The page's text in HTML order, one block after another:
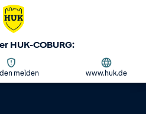
HUK-COBURG:
melden www.huk.de